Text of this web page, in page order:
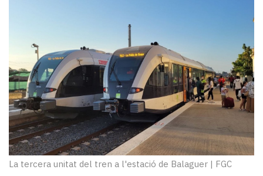
Entrevistes
Enquestes
A
escena!
Dis
la
teva!
Subscriptors
La
newsletter
La tercera unitat del tren a l'estació de Balaguer | FGC